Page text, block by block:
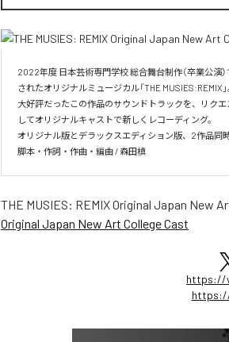
2022年度 日本芸術専門学校 総合舞台制作（卒業公演
されたオリジナルミュージカル「THE MUSIES:REMIX」
大好評だったこの作品のサウンドトラックを、リクエ
してオリジナルキャストで新しくレコーディング。
オリジナル版とデラックスエディション版、2作品同時
脚本・作詞・作曲・編曲 / 森田槙
THE MUSIES: REMIX Original Japan New
Original Japan New Art College Cast
https://